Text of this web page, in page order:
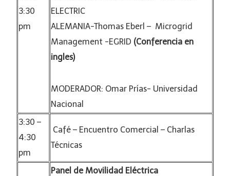
3:30
pm
ELECTRIC
ALEMANIA-Thomas Eberl – Microgrid
Management -EGRID (Conferencia en
ingles)
MODERADOR: Omar Prías- Universidad
Nacional
3:30 –
4:30
pm
Café – Encuentro Comercial – Charlas
Técnicas
Panel de Movilidad Eléctrica